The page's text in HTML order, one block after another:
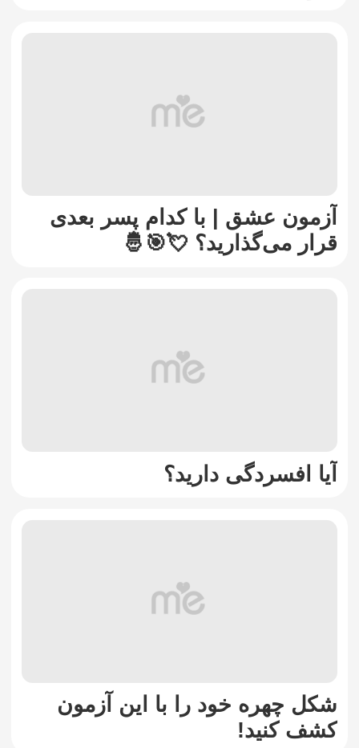
آزمون عشق | با کدام پسر بعدی
قرار می‌گذارید؟ 💘🎯🤴
آیا افسردگی دارید؟
شکل چهره خود را با این آزمون
کشف کنید!